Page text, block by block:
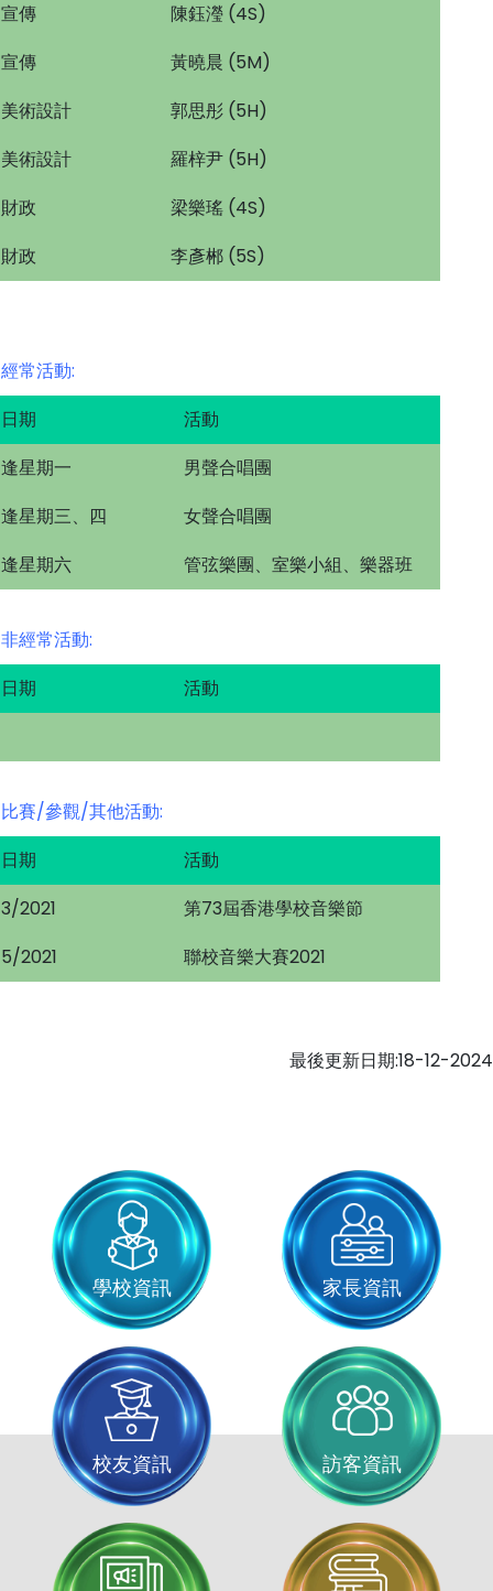
宣傳
陳鈺瀅 (4S)
宣傳
黃曉晨 (5M)
美術設計
郭思彤 (5H)
美術設計
羅梓尹 (5H)
財政
梁樂瑤 (4S)
財政
李彥郴 (5S)
經常活動:
日期
活動
逢星期一
男聲合唱團
逢星期三、四
女聲合唱團
逢星期六
管弦樂團、室樂小組、樂器班
非經常活動:
日期
活動
比賽/參觀/其他活動:
日期
活動
3/2021
第73屆香港學校音樂節
5/2021
聯校音樂大賽2021
最後更新日期:18-12-2024
學校資訊 家長資訊
校友資訊 訪客資訊